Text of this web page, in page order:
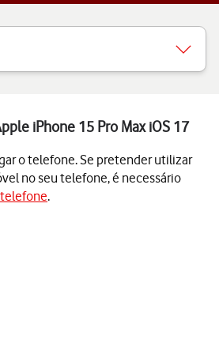
iPhone 15 Pro Max iOS 17
o telefone. Se pretender utilizar
no seu telefone, é necessário
telefone.